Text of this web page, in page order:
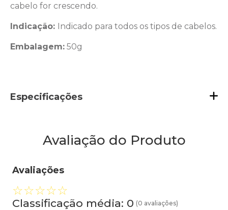
cabelo for crescendo.
Indicação: Indicado para todos os tipos de cabelos.
Embalagem: 50g
Especificações
Avaliação do Produto
Avaliações
☆☆☆☆☆
Classificação média: 0 (0 avaliações)